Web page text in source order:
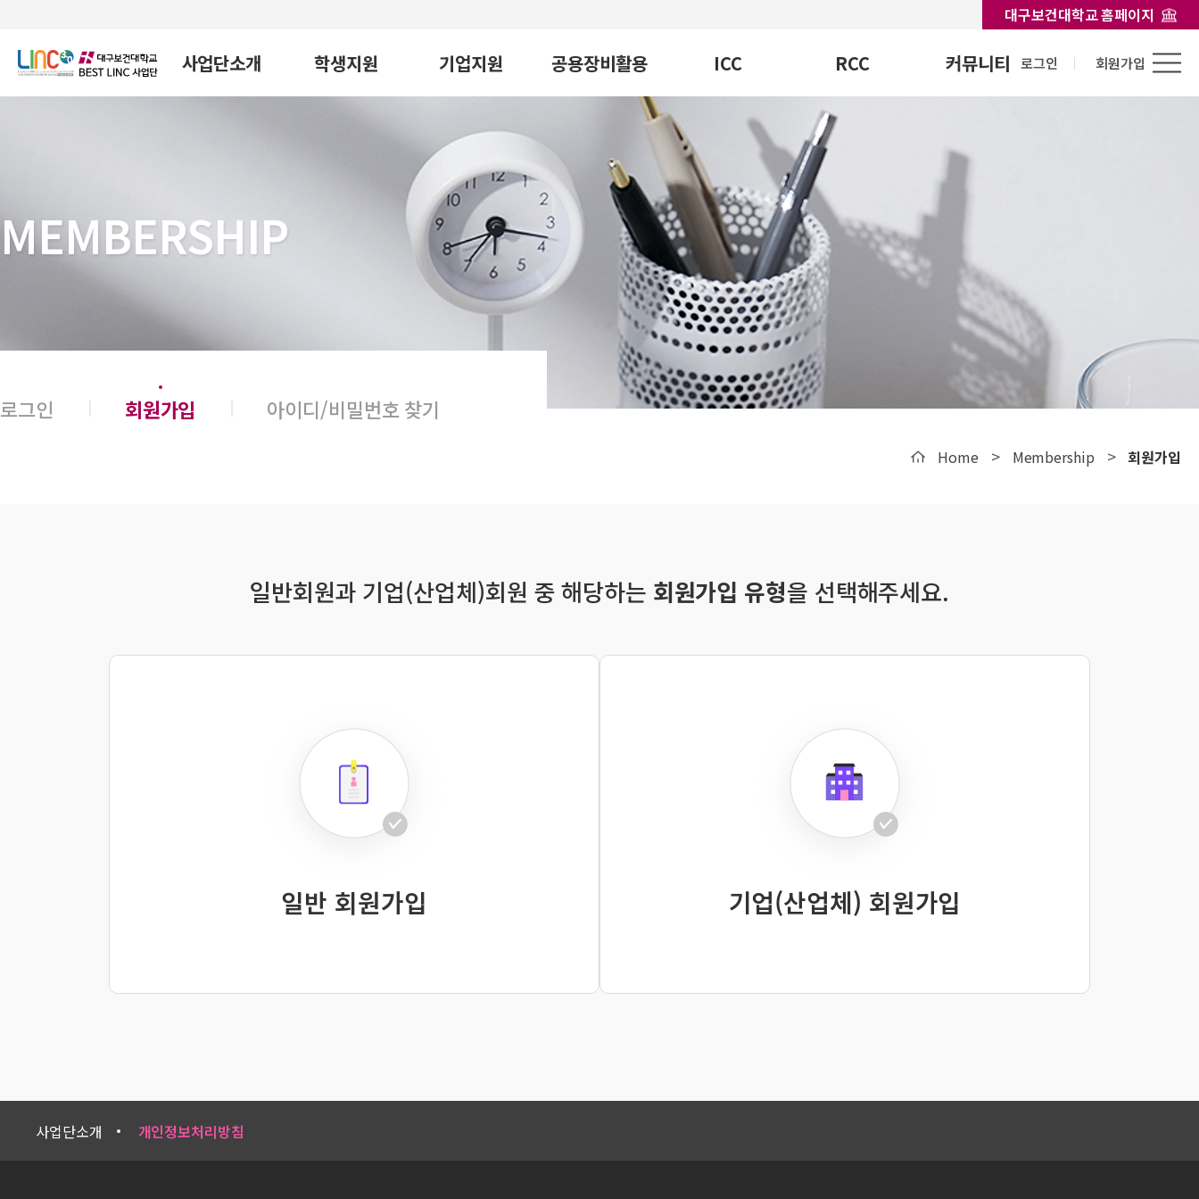
대구보건대학교 홈페이지
사업단소개 학생지원 기업지원 공용장비활용 ICC RCC 커뮤니티 로그인 회원가입
MEMBERSHIP
로그인 회원가입 아이디/비밀번호 찾기
Home > Membership > 회원가입
일반회원과 기업(산업체)회원 중 해당하는 회원가입 유형을 선택해주세요.
일반 회원가입 기업(산업체) 회원가입
사업단소개 개인정보처리방침